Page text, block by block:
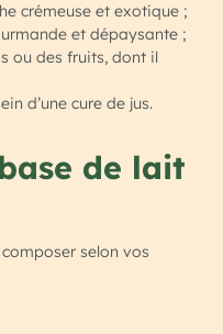
crémeuse et exotique ;
et dépaysante ;
ou des fruits, dont il
d’une cure de jus.
de lait
composer selon vos